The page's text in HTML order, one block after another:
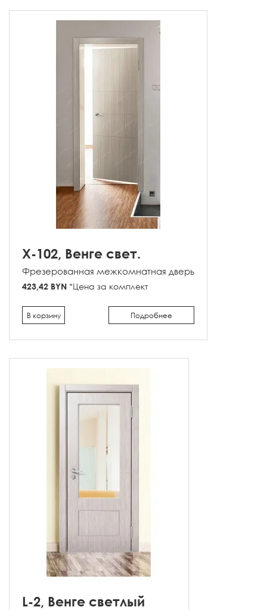
X-102, Венге свет.
Фрезерованная межкомнатная дверь
423,42 BYN *Цена за комплект
Подробнее
В корзину
L-2, Венге светлый